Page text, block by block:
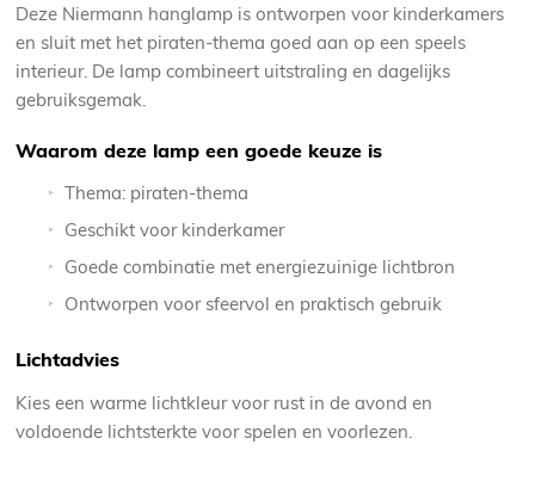
Deze Niermann hanglamp is ontworpen voor kinderkamers
en sluit met het piraten-thema goed aan op een speels
interieur. De lamp combineert uitstraling en dagelijks
gebruiksgemak.
Waarom deze lamp een goede keuze is
Thema: piraten-thema
Geschikt voor kinderkamer
Goede combinatie met energiezuinige lichtbron
Ontworpen voor sfeervol en praktisch gebruik
Lichtadvies
Kies een warme lichtkleur voor rust in de avond en
voldoende lichtsterkte voor spelen en voorlezen.